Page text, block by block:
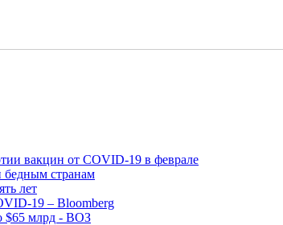
вакцин от COVID-19 в феврале
бедным странам
лет
19 – Bloomberg
$65 млрд - ВОЗ